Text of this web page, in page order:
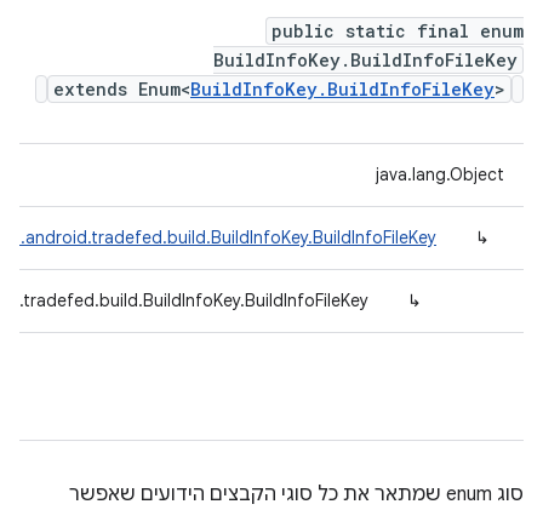
public static final enum
BuildInfoKey.BuildInfoFileKey
extends Enum<BuildInfoKey.BuildInfoFileKey>
java.lang.Object
↳
↳
סוג enum שמתאר את כל סוגי הקבצים הידועים שאפשר